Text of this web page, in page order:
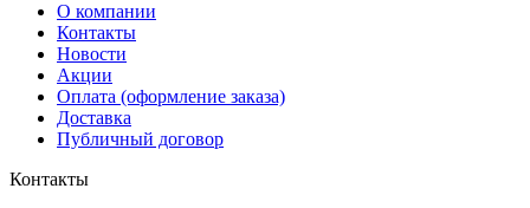
О компании
Контакты
Новости
Акции
Оплата (оформление заказа)
Доставка
Публичный договор
Контакты